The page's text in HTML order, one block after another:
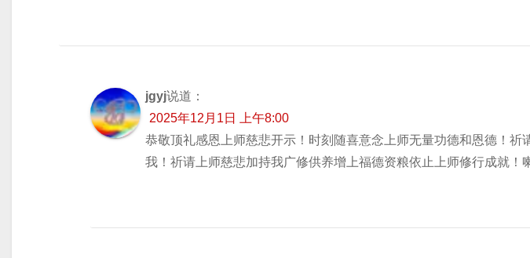
jgyj说道：
2025年12月1日 上午8:00
恭敬顶礼感恩上师慈悲开示！时刻随喜意念上师无量功德和恩德！祈
我！祈请上师慈悲加持我广修供养增上福德资粮依止上师修行成就！